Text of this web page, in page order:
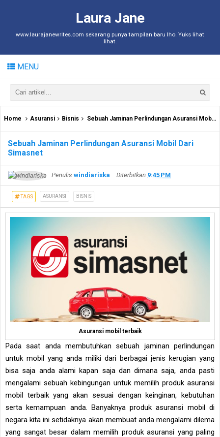
Laura Jane
www.laurajanewrites.com sekarang punya tampilan baru lho. Yuks lihat
lihat.
MENU
Home Asuransi Bisnis Sebuah Jaminan Perlindungan Asuransi Mobil Dari Simasnet
Sebuah Jaminan Perlindungan Asuransi Mobil Dari
Simasnet
Penulis windiariska Diterbitkan 9:45 PM
TAGS ASURANSI BISNIS
Asuransi mobil terbaik
Pada saat anda membutuhkan sebuah jaminan perlindungan
untuk mobil yang anda miliki dari berbagai jenis kerugian yang
bisa saja anda alami kapan saja dan dimana saja, anda pasti
mengalami sebuah kebingungan untuk memilih produk asuransi
mobil terbaik yang akan sesuai dengan keinginan, kebutuhan
serta kemampuan anda. Banyaknya produk asuransi mobil di
negara kita ini setidaknya akan membuat anda mengalami dilema
yang sangat besar dalam memilih produk asuransi yang paling